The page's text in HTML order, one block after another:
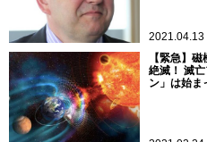
2021.04.13
【緊急】
絶滅！ 滅
ン」は始ま